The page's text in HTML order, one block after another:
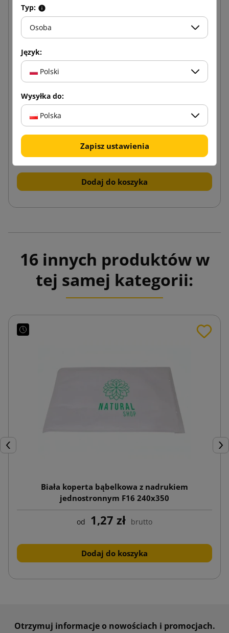
Brązowy karton klapowy K160 200x150x150
od 0,66 zł brutto
Dodaj do koszyka
16 innych produktów w
tej samej kategorii:
Poprzedni
Biała koperta bąbelkowa z nadrukiem
jednostronnym F16 240x350
od 1,27 zł brutto
Dodaj do koszyka
Otrzymuj informacje o nowościach i promocjach.
Typ:
Osoba
Język:
Polski
Wysyłka do:
Polska
Zapisz ustawienia